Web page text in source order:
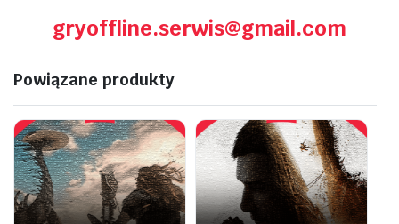
gryoffline.serwis@gmail.com
Powiązane produkty